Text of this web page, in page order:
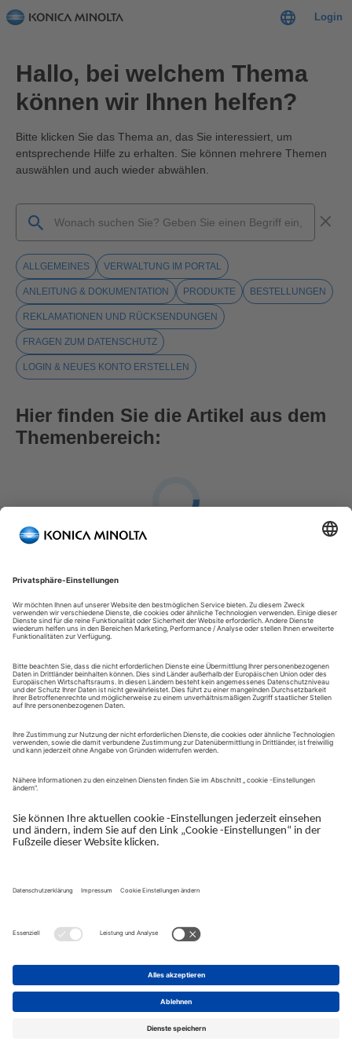
Login
Hallo, bei welchem Thema
können wir Ihnen helfen?
Bitte klicken Sie das Thema an, das Sie interessiert, um
entsprechende Hilfe zu erhalten. Sie können mehrere Themen
auswählen und auch wieder abwählen.
ALLGEMEINES VERWALTUNG IM PORTAL
ANLEITUNG & DOKUMENTATION PRODUKTE BESTELLUNGEN
REKLAMATIONEN UND RÜCKSENDUNGEN
FRAGEN ZUM DATENSCHUTZ
LOGIN & NEUES KONTO ERSTELLEN
Hier finden Sie die Artikel aus dem
Themenbereich:
FAQ:
Kontaktformular
Impressum Datenschutz
© 2026 Konica Minolta Business Solutions Deutschland GmbH